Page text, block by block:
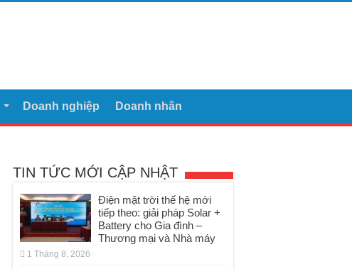
Doanh nghiệp Doanh nhân
TIN TỨC MỚI CẬP NHẬT
Điện mặt trời thế hệ mới
tiếp theo: giải pháp Solar +
Battery cho Gia đình –
Thương mại và Nhà máy
1 Tháng 8, 2026